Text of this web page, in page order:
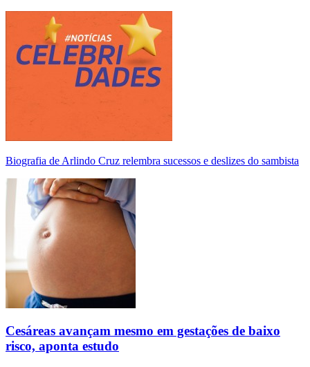
Biografia de Arlindo Cruz relembra sucessos e deslizes do sambista
Cesáreas avançam mesmo em gestações de baixo
risco, aponta estudo